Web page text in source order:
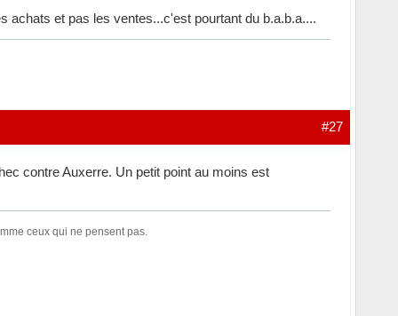
achats et pas les ventes...c'est pourtant du b.a.b.a....
#27
contre Auxerre. Un petit point au moins est
ceux qui ne pensent pas.